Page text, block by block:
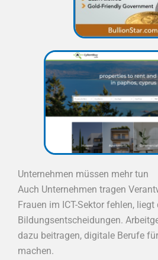
Unternehmen müssen mehr tun
Auch Unternehmen tragen
Frauen im ICT-Sektor fehlen,
Bildungsentscheidungen.
dazu beitragen, digitale Berufe
machen.